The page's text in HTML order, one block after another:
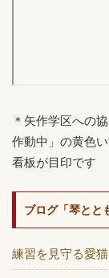
＊矢作学区への
作動中」の黄色
看板が目印です
ブログ「琴とと
練習を見守る愛猫